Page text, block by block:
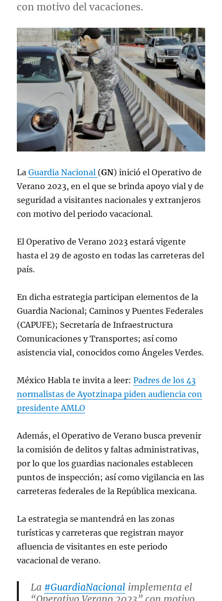
con motivo del vacaciones.
LaGuardia Nacional (GN) inició el Operativo de
Verano 2023, en el que se brinda apoyo vial y de
seguridad a visitantes nacionales y extranjeros
con motivo del periodo vacacional.
El Operativo de Verano 2023 estará vigente
hasta el 29 de agosto en todas las carreteras del
país.
En dicha estrategia participan elementos de la
Guardia Nacional; Caminos y Puentes Federales
(CAPUFE); Secretaría de Infraestructura
Comunicaciones y Transportes; así como
asistencia vial, conocidos como Ángeles Verdes.
México Habla te invita a leer:Padres de los 43
normalistas de Ayotzinapa piden audiencia con
presidente AMLO
Además, el Operativo de Verano busca prevenir
la comisión de delitos y faltas administrativas,
por lo que los guardias nacionales establecen
puntos de inspección; así como vigilancia en las
carreteras federales de la República mexicana.
La estrategia se mantendrá en las zonas
turísticas y carreteras que registran mayor
afluencia de visitantes en este periodo
vacacional de verano.
La #GuardiaNacional implementa el